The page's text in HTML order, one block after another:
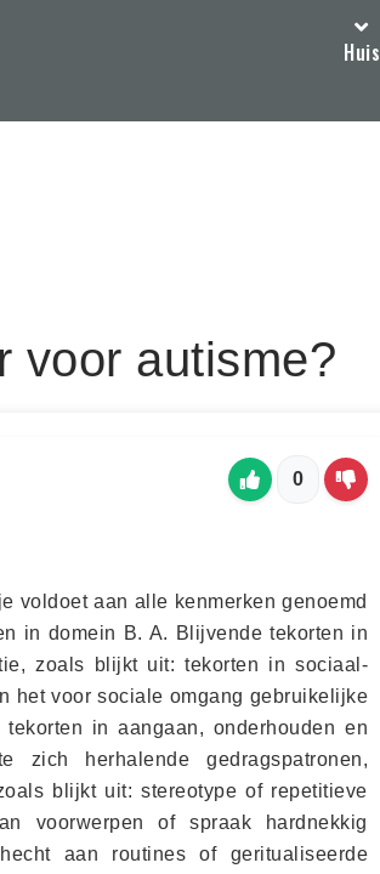
Huis
voor autisme?
0
voldoet aan alle kenmerken genoemd
in domein B. A. Blijvende tekorten in
zoals blijkt uit: tekorten in sociaal-
het voor sociale omgang gebruikelijke
in aangaan, onderhouden en
zich herhalende gedragspatronen,
blijkt uit: stereotype of repetitieve
voorwerpen of spraak hardnekkig
aan routines of geritualiseerde